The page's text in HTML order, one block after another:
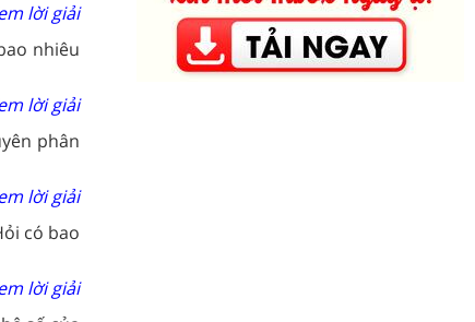
lời giải
nhiêu
lời giải
phân
lời giải
có bao
lời giải